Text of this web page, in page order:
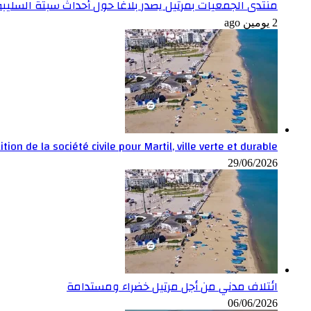
منتدى الجمعيات بمرتيل يصدر بلاغا حول أحداث سبتة
2 يومين ago
de la société civile pour Martil, ville verte et durable
29/06/2026
ائتلاف مدني من أجل مرتيل خضراء ومستدامة
06/06/2026